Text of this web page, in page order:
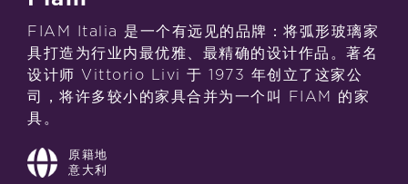
FIAM Italia 是一个有远见的品牌：将弧形玻璃家
具打造为行业内最优雅、最精确的设计作品。著名
设计师 Vittorio Livi 于 1973 年创立了这家公
司，将许多较小的家具合并为一个叫 FIAM 的家
具。
原籍地
意大利